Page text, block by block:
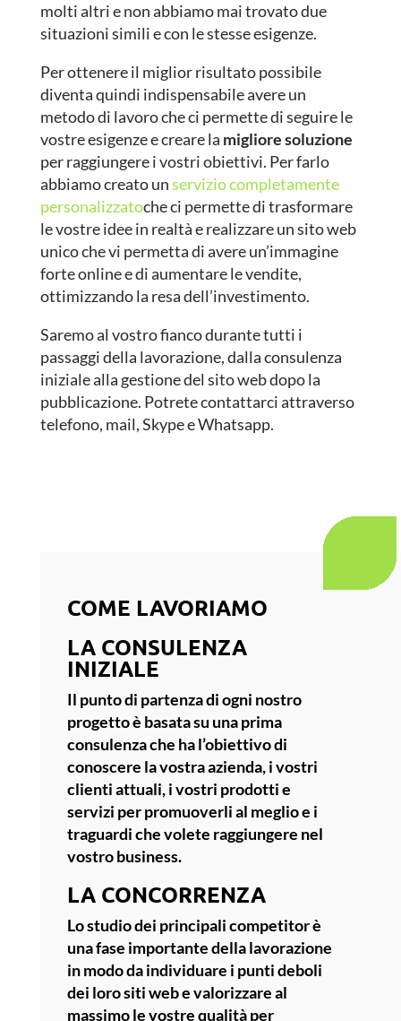
molti altri e non abbiamo mai trovato due
situazioni simili e con le stesse esigenze.
Per ottenere il miglior risultato possibile
diventa quindi indispensabile avere un
metodo di lavoro che ci permette di seguire le
vostre esigenze e creare la migliore soluzione
per raggiungere i vostri obiettivi. Per farlo
abbiamo creato unservizio completamente
personalizzatoche ci permette di trasformare
le vostre idee in realtà e realizzare un sito web
unico che vi permetta di avere un’immagine
forte online e di aumentare le vendite,
ottimizzando la resa dell’investimento.
Saremo al vostro fianco durante tutti i
passaggi della lavorazione, dalla consulenza
iniziale alla gestione del sito web dopo la
pubblicazione. Potrete contattarci attraverso
telefono, mail, Skype e Whatsapp.
COME LAVORIAMO
LA CONSULENZA
INIZIALE
Il punto di partenza di ogni nostro
progetto è basata su una prima
consulenza che ha l’obiettivo di
conoscere la vostra azienda, i vostri
clienti attuali, i vostri prodotti e
servizi per promuoverli al meglio e i
traguardi che volete raggiungere nel
vostro business.
LA CONCORRENZA
Lo studio dei principali competitorè
una fase importante della lavorazione
in modo da individuare i punti deboli
dei loro siti web e valorizzare al
massimo le vostre qualità per